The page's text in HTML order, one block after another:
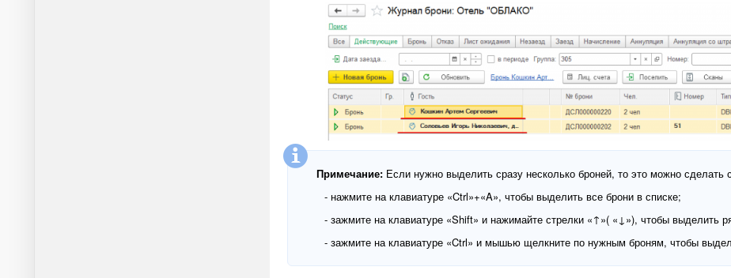
Примечание: Если нужно выделить сразу несколько броней, то это можно
- нажмите на клавиатуре «Ctrl»+«A», чтобы выделить все брони в списке;
- зажмите на клавиатуре «Shift» и нажимайте стрелки «­↑»( «↓»), чтобы выделить
- зажмите на клавиатуре «Ctrl» и мышью щелкните по нужным броням, чтобы